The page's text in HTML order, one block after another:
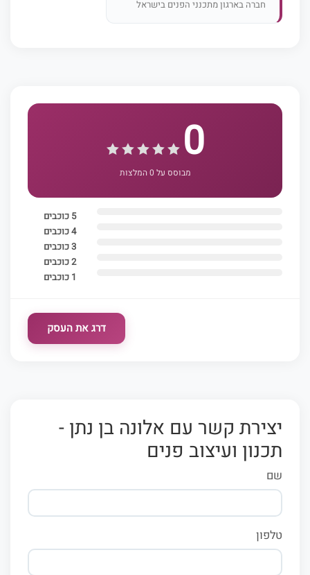
חברה בארגון מתכנני הפנים בישראל
0
מבוסס על 0 המלצות
5 כוכבים
4 כוכבים
3 כוכבים
2 כוכבים
1 כוכבים
דרג את העסק
יצירת קשר עם אלונה בן נתן -
תכנון ועיצוב פנים
שם
טלפון